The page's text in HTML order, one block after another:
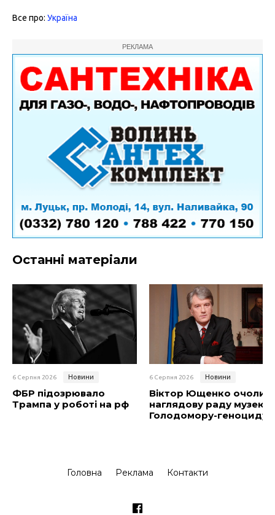
Все про: Україна
РЕКЛАМА
Останні матеріали
6 Серпня 2026 Новини
ФБР підозрювало
Трампа у роботі на рф
6 Серпня 2026 Новини
Віктор Ющенко очолив
наглядову раду музею
Голодомору-геноциду
Головна Реклама Контакти